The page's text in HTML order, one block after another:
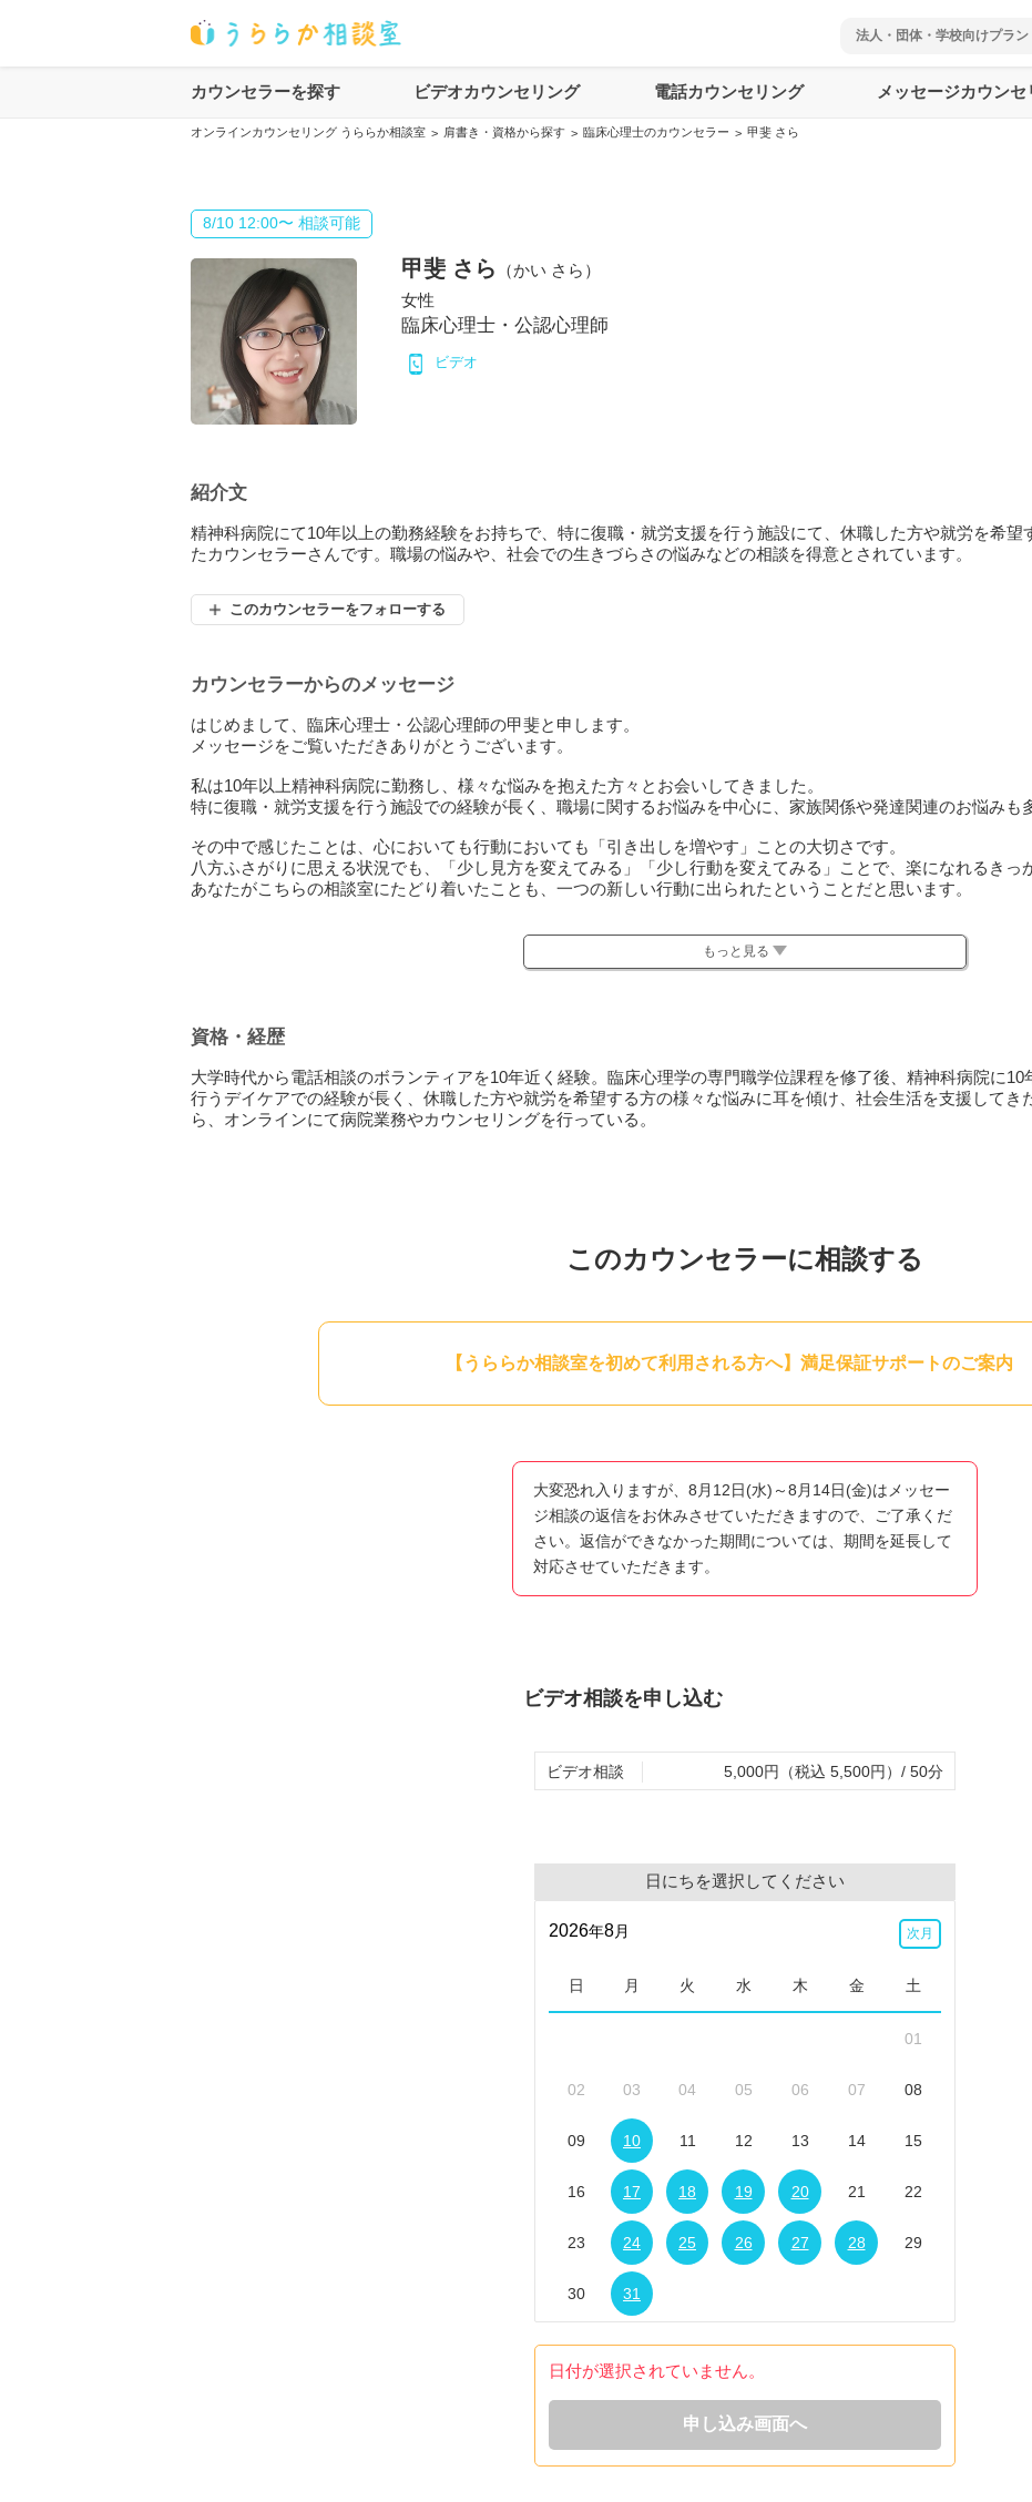
法人・団体・学校向けプラン
カウンセラーを探す ビデオカウンセリング 電話カウンセリング メッセージカウンセ
オンラインカウンセリング うららか相談室 > 肩書き・資格から探す > 臨床心理士のカウンセラー > 甲斐 さら
甲斐 さら （かい さら ）
女性
臨床心理士・公認心理師
ビデオ
8/10 12:00〜 相談可能
紹介文
精神科病院にて10年以上の勤務経験をお持ちで、特に復職・就労支援を行う施設にて、休職した方や就労を希望
たカウンセラーさんです。職場の悩みや、社会での生きづらさの悩みなどの相談を得意とされています。
このカウンセラーをフォローする
カウンセラーからのメッセージ
はじめまして、臨床心理士・公認心理師の甲斐と申します。
メッセージをご覧いただきありがとうございます。
私は10年以上精神科病院に勤務し、様々な悩みを抱えた方々とお会いしてきました。
特に復職・就労支援を行う施設での経験が長く、職場に関するお悩みを中心に、家族関係や発達関連のお悩みも
その中で感じたことは、心においても行動においても「引き出しを増やす」ことの大切さです。
八方ふさがりに思える状況でも、「少し見方を変えてみる」「少し行動を変えてみる」ことで、楽になれるきっ
あなたがこちらの相談室にたどり着いたことも、一つの新しい行動に出られたということだと思います。
引き出しが増えるということは、できる対処法が広がるということ。あなたの持っている力で可能性を広げると
あなたが生き生きと自分らしく過ごせるよう、心を込めてサポートしたいと思います。
ず、守られた場所でどうぞ安心してお話してみてください。
また、私自身子育て中の母でもあります。お子様のお世話をしながらでも大丈夫ですので、どうぞ気負わずにご
もっと見る
資格・経歴
大学時代から電話相談のボランティアを10年近く経験。臨床心理学の専門職学位課程を修了後、精神科病院に
行うデイケアでの経験が長く、休職した方や就労を希望する方の様々な悩みに耳を傾け、社会生活を支援してき
ら、オンラインにて病院業務やカウンセリングを行っている。
このカウンセラーに相談する
【うららか相談室を初めて利用される方へ】満足保証サポートのご案内
大変恐れ入りますが、8月12日(水)～8月14日(金)はメッセー
ジ相談の返信をお休みさせていただきますので、ご了承くだ
さい。返信ができなかった期間については、期間を延長して
対応させていただきます。
ビデオ相談を申し込む
ビデオ相談 5,000円（税込 5,500円）/ 50分
日にちを選択してください
2026年8月 次月
日 月 火 水 木 金 土
01
02 03 04 05 06 07 08
09 10 11 12 13 14 15
16 17 18 19 20 21 22
23 24 25 26 27 28 29
30 31
日付が選択されていません。
申し込み画面へ